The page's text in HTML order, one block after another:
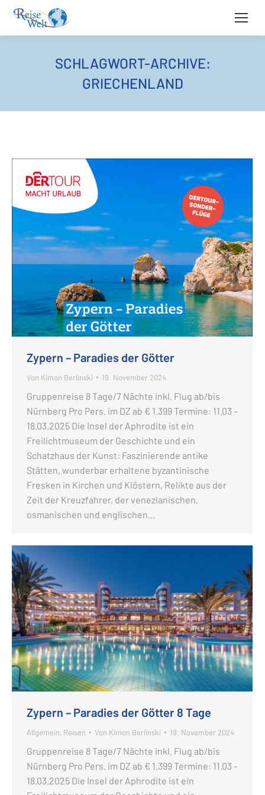
SCHLAGWORT-ARCHIVE:
GRIECHENLAND
Zypern – Paradies der Götter
Von Kimon Berlinski 19. November 2024
Gruppenreise 8 Tage/7 Nächte inkl. Flug ab/bis
Nürnberg Pro Pers. im DZ ab € 1.399 Termine: 11.03 –
18.03.2025 Die Insel der Aphrodite ist ein
Freilichtmuseum der Geschichte und ein
Schatzhaus der Kunst: Faszinierende antike
Stätten, wunderbar erhaltene byzantinische
Fresken in Kirchen und Klöstern, Relikte aus der
Zeit der Kreuzfahrer, der venezianischen,
osmanischen und englischen…
Zypern – Paradies der Götter 8 Tage
Allgemein, Reisen Von Kimon Berlinski 19. November 2024
Gruppenreise 8 Tage/7 Nächte inkl. Flug ab/bis
Nürnberg Pro Pers. im DZ ab € 1.399 Termine: 11.03 –
18.03.2025 Die Insel der Aphrodite ist ein